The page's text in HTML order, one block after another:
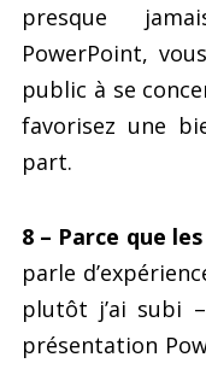
presque
PowerPoint,
public à se
favorisez une
part.
8 – Parce que
parle
plutôt j’ai subi
présentation